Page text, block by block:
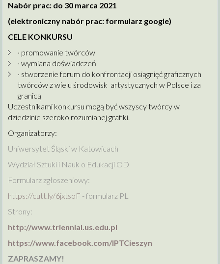
Nabór prac: do 30 marca 2021
(elektroniczny nabór prac: formularz google)
CELE KONKURSU
· promowanie twórców
· wymiana doświadczeń
· stworzenie forum do konfrontacji osiągnięć graficznych
twórców z wielu środowisk artystycznych w Polsce i za
granicą
Uczestnikami konkursu mogą być wszyscy twórcy w
dziedzinie szeroko rozumianej grafiki.
Organizatorzy:
Uniwersytet Śląski w Katowicach
Wydział Sztuki i Nauk o Edukacji OD
Formularz zgłoszeniowy:
https://cutt.ly/6jxtsoF - formularz PL
Strony:
http://www.triennial.us.edu.pl
https://www.facebook.com/IPTCieszyn
ZAPRASZAMY!